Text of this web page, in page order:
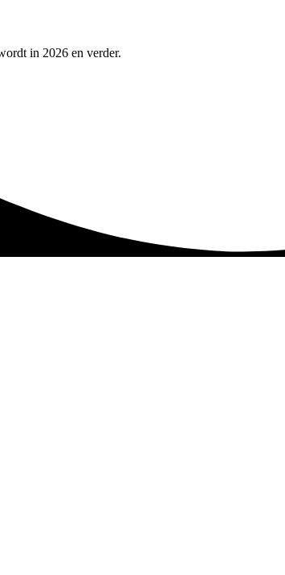
in 2026 en verder.